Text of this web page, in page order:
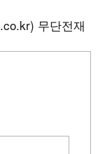
무단전재